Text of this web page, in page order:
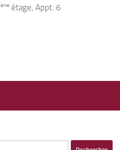
ème étage, Appt. 6